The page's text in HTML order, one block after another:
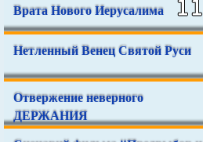
Врата Нового Иерусалима
Нетленный Венец Святой Руси
Отвержение неверного
ДЕРЖАНИЯ